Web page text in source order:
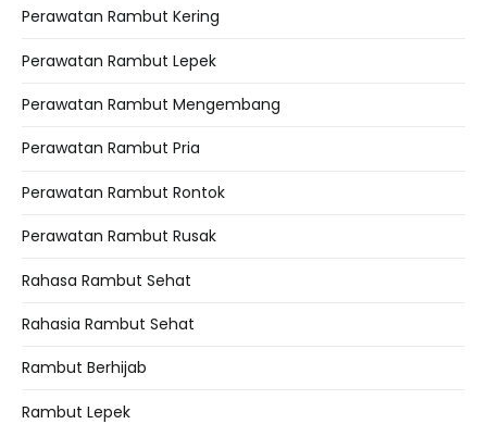
Perawatan Rambut Kering
Perawatan Rambut Lepek
Perawatan Rambut Mengembang
Perawatan Rambut Pria
Perawatan Rambut Rontok
Perawatan Rambut Rusak
Rahasa Rambut Sehat
Rahasia Rambut Sehat
Rambut Berhijab
Rambut Lepek